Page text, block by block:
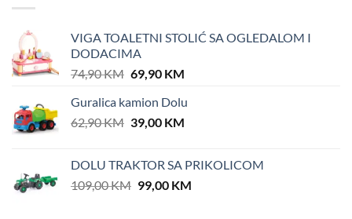
VIGA TOALETNI STOLIĆ SA OGLEDALOM I
DODACIMA
74,90KM Original
was:
74,90 KM.
69,90 KMCurrent
is:
69,90 KM.
Guralica kamion Dolu
62,90KM Original
62,90 KM.
39,00 KMCurrent
39,00 KM.
DOLU TRAKTOR SA PRIKOLICOM
109,00KM Original
99,00 KMCurrent